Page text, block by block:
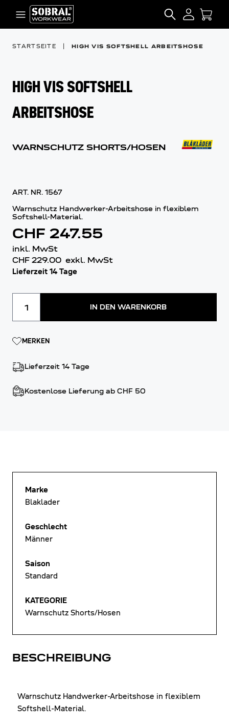
Zum Inhalt springen
SEARCH
STARTSEITE HIGH VIS SOFTSHELL ARBEITSHOSE
HIGH VIS SOFTSHELL
ARBEITSHOSE
WARNSCHUTZ SHORTS/HOSEN
ART. NR. 1567
Warnschutz Handwerker-Arbeitshose in flexiblem
Softshell-Material.
CHF 247.55
inkl. MwSt
CHF 229.00 exkl. MwSt
Lieferzeit 14 Tage
IN DEN WARENKORB
MERKEN
Lieferzeit 14 Tage
Kostenlose Lieferung ab CHF 50
BESCHREIBUNG
Warnschutz Handwerker-Arbeitshose in flexiblem
Softshell-Material.
Marke
Blaklader
Geschlecht
Männer
Saison
Standard
KATEGORIE
Warnschutz Shorts/Hosen